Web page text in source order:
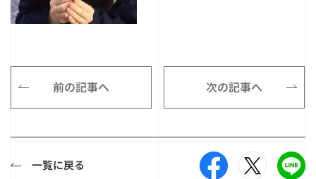
前の記事へ 次の記事へ
一覧に戻る